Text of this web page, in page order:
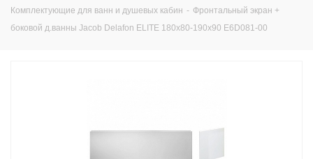
Комплектующие для ванн и душевых кабин - Фронтальный экран +
боковой д.ванны Jacob Delafon ELITE 180x80-190x90 E6D081-00